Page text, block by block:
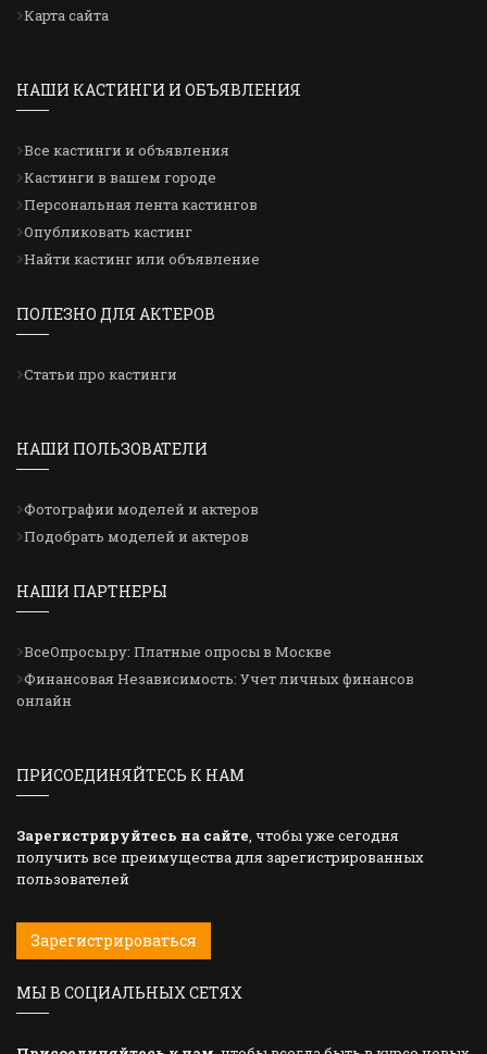
Карта сайта
НАШИ КАСТИНГИ И ОБЪЯВЛЕНИЯ
Все кастинги и объявления
Кастинги в вашем городе
Персональная лента кастингов
Опубликовать кастинг
Найти кастинг или объявление
ПОЛЕЗНО ДЛЯ АКТЕРОВ
Статьи про кастинги
НАШИ ПОЛЬЗОВАТЕЛИ
Фотографии моделей и актеров
Подобрать моделей и актеров
НАШИ ПАРТНЕРЫ
ВсеОпросы.ру: Платные опросы в Москве
Финансовая Независимость: Учет личных финансов
онлайн
ПРИСОЕДИНЯЙТЕСЬ К НАМ
Зарегистрируйтесь на сайте, чтобы уже сегодня
получить все преимущества для зарегистрированных
пользователей
Зарегистрироваться
МЫ В СОЦИАЛЬНЫХ СЕТЯХ